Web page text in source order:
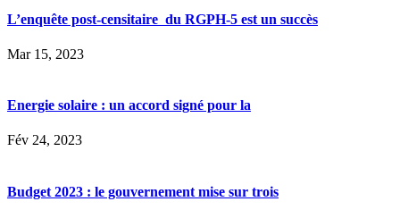
L’enquête post-censitaire du RGPH-5 est un succès
Mar 15, 2023
Energie solaire : un accord signé pour la
Fév 24, 2023
Budget 2023 : le gouvernement mise sur trois